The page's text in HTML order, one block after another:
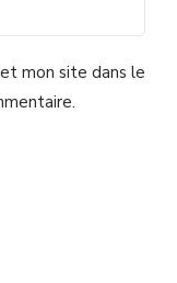
mon site dans le